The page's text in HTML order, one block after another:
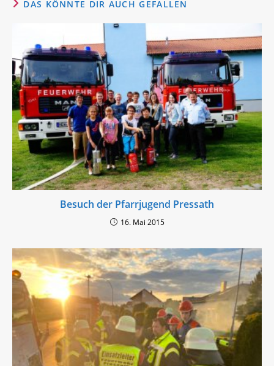
DAS KÖNNTE DIR AUCH GEFALLEN
Besuch der Pfarrjugend Pressath
16. Mai 2015